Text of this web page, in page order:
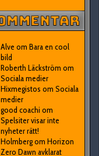
Alve om Bara en cool
bild
Roberth Läckström om
Sociala medier
Hixmegistos om Sociala
medier
good coachi om
Spelsiter visar inte
nyheter rätt!
Holmbergom Horizon
Zero Dawn avklarat